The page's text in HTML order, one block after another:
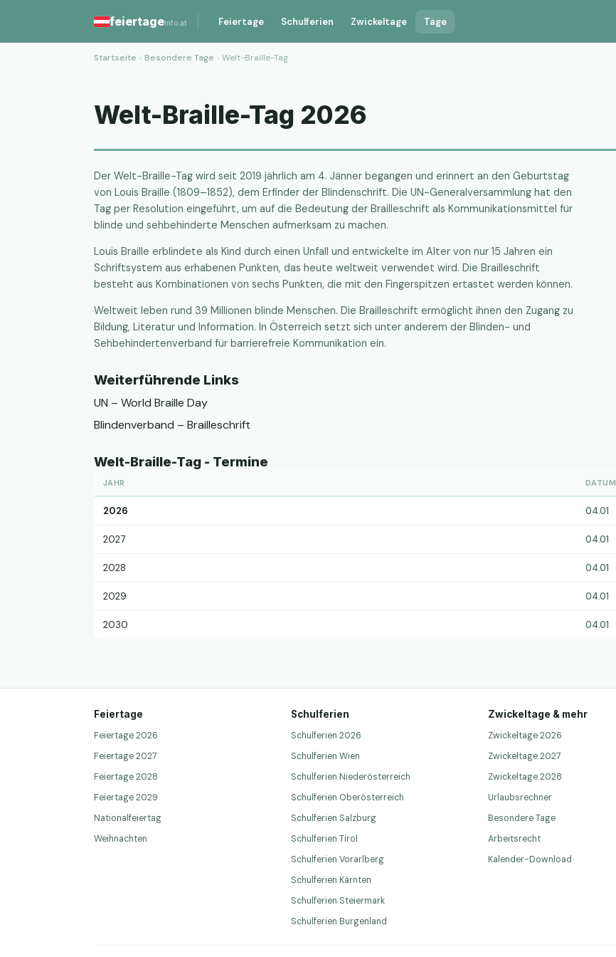
feiertageinfo.at Feiertage Schulferien Zwickeltage Tage
Startseite › Besondere Tage › Welt-Braille-Tag
Welt-Braille-Tag 2026
Der Welt-Braille-Tag wird seit 2019 jährlich am 4. Jänner begangen und erinnert an den Geburtstag
von Louis Braille (1809–1852), dem Erfinder der Blindenschrift. Die UN-Generalversammlung hat den
Tag per Resolution eingeführt, um auf die Bedeutung der Brailleschrift als Kommunikationsmittel für
blinde und sehbehinderte Menschen aufmerksam zu machen.
Louis Braille erblindete als Kind durch einen Unfall und entwickelte im Alter von nur 15 Jahren ein
Schriftsystem aus erhabenen Punkten, das heute weltweit verwendet wird. Die Brailleschrift
besteht aus Kombinationen von sechs Punkten, die mit den Fingerspitzen ertastet werden können.
Weltweit leben rund 39 Millionen blinde Menschen. Die Brailleschrift ermöglicht ihnen den Zugang zu
Bildung, Literatur und Information. In Österreich setzt sich unter anderem der Blinden- und
Sehbehindertenverband für barrierefreie Kommunikation ein.
Weiterführende Links
UN – World Braille Day
Blindenverband – Brailleschrift
Welt-Braille-Tag - Termine
JAHR DATUM
2026 04.01
2027 04.01
2028 04.01
2029 04.01
2030 04.01
Feiertage
Feiertage 2026
Feiertage 2027
Feiertage 2028
Feiertage 2029
Nationalfeiertag
Weihnachten
Schulferien
Schulferien 2026
Schulferien Wien
Schulferien Niederösterreich
Schulferien Oberösterreich
Schulferien Salzburg
Schulferien Tirol
Schulferien Vorarlberg
Schulferien Kärnten
Schulferien Steiermark
Schulferien Burgenland
Zwickeltage & mehr
Zwickeltage 2026
Zwickeltage 2027
Zwickeltage 2028
Urlaubsrechner
Besondere Tage
Arbeitsrecht
Kalender-Download